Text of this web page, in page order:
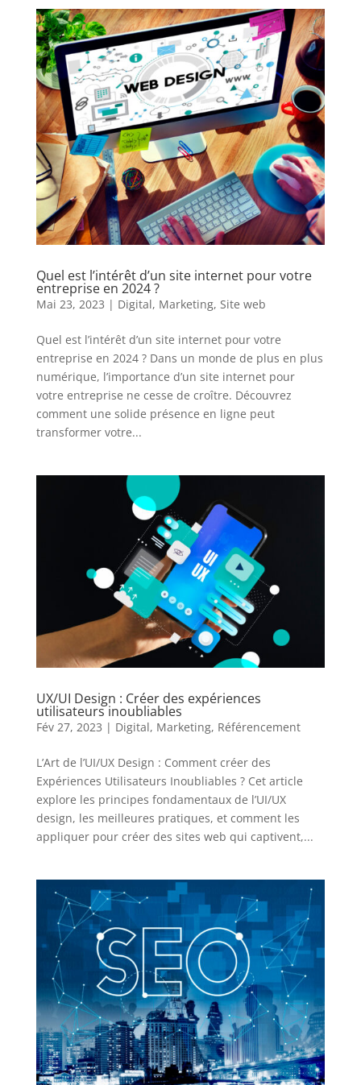
Quel est l’intérêt d’un site internet pour votre
entreprise en 2024 ?
Mai 23, 2023 | Digital, Marketing, Site web
Quel est l’intérêt d’un site internet pour votre
entreprise en 2024 ? Dans un monde de plus en plus
numérique, l’importance d’un site internet pour
votre entreprise ne cesse de croître. Découvrez
comment une solide présence en ligne peut
transformer votre...
UX/UI Design : Créer des expériences
utilisateurs inoubliables
Fév 27, 2023 | Digital, Marketing, Référencement
L’Art de l’UI/UX Design : Comment créer des
Expériences Utilisateurs Inoubliables ? Cet article
explore les principes fondamentaux de l’UI/UX
design, les meilleures pratiques, et comment les
appliquer pour créer des sites web qui captivent,...